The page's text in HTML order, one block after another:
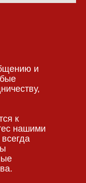
и
к
нашими